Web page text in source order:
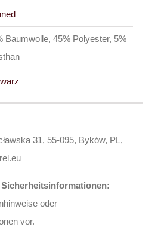
Baumwolle, 45% Polyester, 5%
31, 55-095, Byków, PL,
oder
vor.